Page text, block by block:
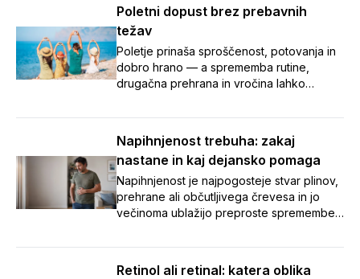
Poletni dopust brez prebavnih
težav
Poletje prinaša sproščenost, potovanja in
dobro hrano — a sprememba rutine,
drugačna prehrana in vročina lahko
Napihnjenost, zaprtje in potovalna driska
spremljevalci. V članku smo zbrali sedem
preprostih nasvetov, s katerimi boste tudi
na poti poskrbeli za urejeno prebavo in
brezskrben oddih. 🌞
Napihnjenost trebuha: zakaj
nastane in kaj dejansko pomaga
Napihnjenost je najpogosteje stvar plinov,
prehrane ali občutljivega črevesa in jo
večinoma ublažijo preproste spremembe
pa je varneje čim prej k zdravniku kot
Retinol ali retinal: katera oblika